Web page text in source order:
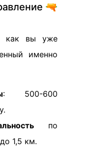
🔫
как вы уже
именно
: 500-600
по
1,5 км.